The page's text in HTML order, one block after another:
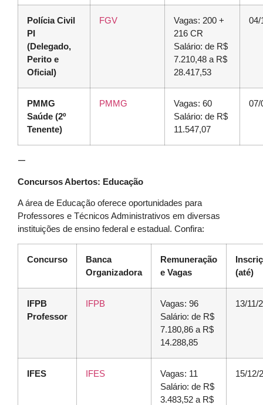
Polícia Civil
PI
(Delegado,
Perito e
Oficial)
FGV
Vagas: 200 +
216 CR
Salário: de R$
7.210,48 a R$
28.417,53
04/
PMMG
Saúde (2º
Tenente)
PMMG
Vagas: 60
Salário: de R$
11.547,07
07/
—
Concursos Abertos: Educação
A área de Educação oferece oportunidades para
Professores e Técnicos Administrativos em diversas
instituições de ensino federal e estadual. Confira:
Concurso
Banca
Organizadora
Remuneração
e Vagas
(até)
IFPB
Professor
IFPB
Vagas: 96
Salário: de R$
7.180,86 a R$
14.288,85
13/11/
IFES IFES
Vagas: 11
Salário: de R$
3.483,52 a R$
15/12/